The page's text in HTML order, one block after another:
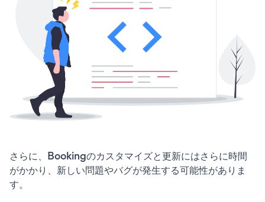
さらに、Bookingのカスタマイズと更新にはさらに時間
がかかり、新しい問題やバグが発生する可能性がありま
す。